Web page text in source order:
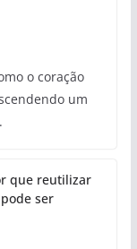
o coração
um
que reutilizar
ser